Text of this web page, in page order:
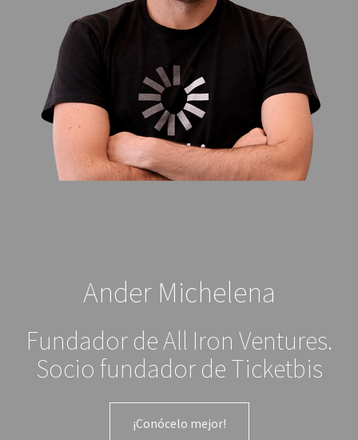
Ander Michelena
Fundador de All Iron Ventures.
Socio fundador de Ticketbis
¡Conócelo mejor!